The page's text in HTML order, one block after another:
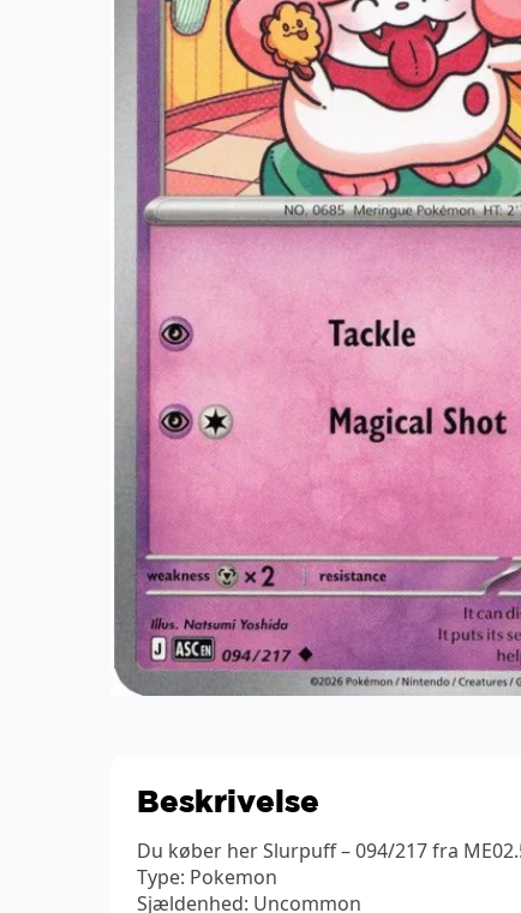
Beskrivelse
Du køber her Slurpuff – 094/217 fra
Type: Pokemon
Sjældenhed: Uncommon